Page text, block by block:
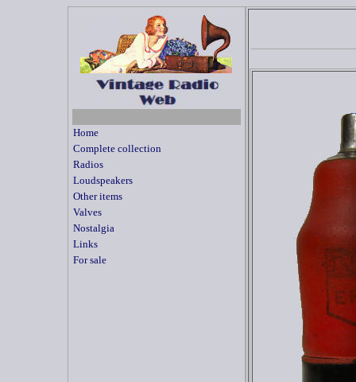
Home
Complete collection
Radios
Loudspeakers
Other items
Valves
Nostalgia
Links
For sale